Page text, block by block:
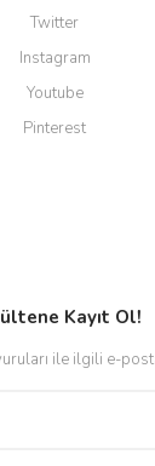
Twitter
Instagram
Youtube
Pinterest
Kayıt Ol!
ile ilgili e-